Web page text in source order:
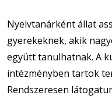
Nyelvtanárként állat
gyerekeknek, akik
együtt tanulhatnak. A
intézményben tartok
Rendszeresen